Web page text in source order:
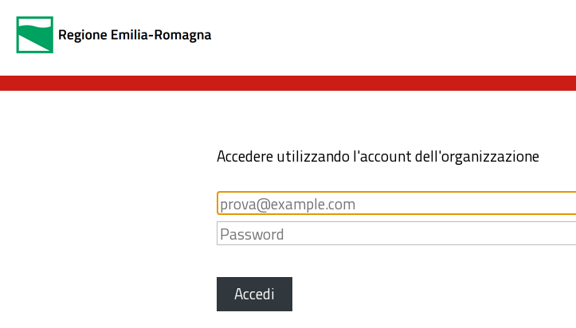
Accedere utilizzando l'account dell'organizzazione
Accedi